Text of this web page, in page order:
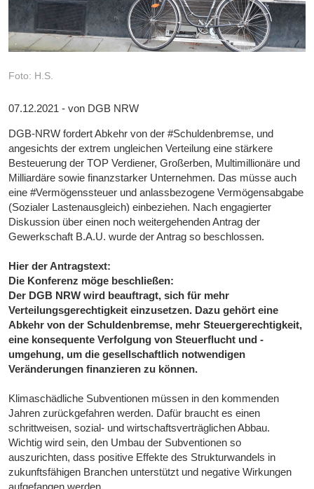
Foto: H.S.
07.12.2021 - von DGB NRW
DGB-NRW fordert Abkehr von der #Schuldenbremse, und
angesichts der extrem ungleichen Verteilung eine stärkere
Besteuerung der TOP Verdiener, Großerben, Multimillionäre und
Milliardäre sowie finanzstarker Unternehmen. Das müsse auch
eine #Vermögenssteuer und anlassbezogene Vermögensabgabe
(Sozialer Lastenausgleich) einbeziehen. Nach engagierter
Diskussion über einen noch weitergehenden Antrag der
Gewerkschaft B.A.U. wurde der Antrag so beschlossen.
Hier der Antragstext:
Die Konferenz möge beschließen:
Der DGB NRW wird beauftragt, sich für mehr
Verteilungsgerechtigkeit einzusetzen. Dazu gehört eine
Abkehr von der Schuldenbremse, mehr Steuergerechtigkeit,
eine konsequente Verfolgung von Steuerflucht und -
umgehung, um die gesellschaftlich notwendigen
Veränderungen finanzieren zu können.
Klimaschädliche Subventionen müssen in den kommenden
Jahren zurückgefahren werden. Dafür braucht es einen
schrittweisen, sozial- und wirtschaftsverträglichen Abbau.
Wichtig wird sein, den Umbau der Subventionen so
auszurichten, dass positive Effekte des Strukturwandels in
zukunftsfähigen Branchen unterstützt und negative Wirkungen